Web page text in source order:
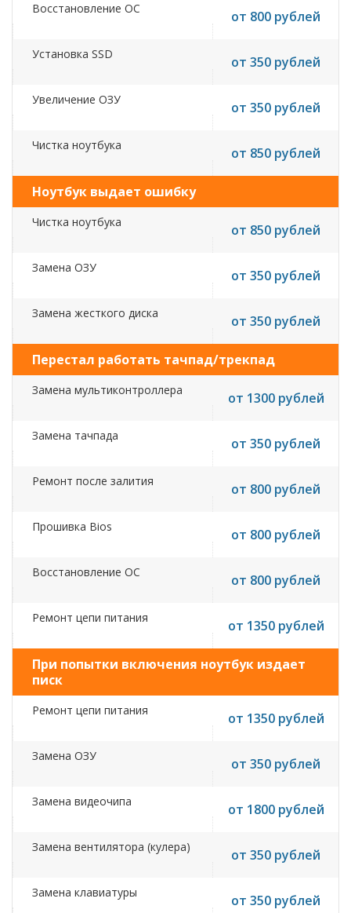
Восстановление ОС от 800 рублей
Установка SSD от 350 рублей
Увеличение ОЗУ от 350 рублей
Чистка ноутбука от 850 рублей
Ноутбук выдает ошибку
Чистка ноутбука от 850 рублей
Замена ОЗУ от 350 рублей
Замена жесткого диска от 350 рублей
Перестал работать тачпад/трекпад
Замена мультиконтроллера от 1300 рублей
Замена тачпада от 350 рублей
Ремонт после залития от 800 рублей
Прошивка Bios от 800 рублей
Восстановление ОС от 800 рублей
Ремонт цепи питания от 1350 рублей
При попытки включения ноутбук издает
писк
Ремонт цепи питания от 1350 рублей
Замена ОЗУ от 350 рублей
Замена видеочипа от 1800 рублей
Замена вентилятора (кулера) от 350 рублей
Замена клавиатуры от 350 рублей